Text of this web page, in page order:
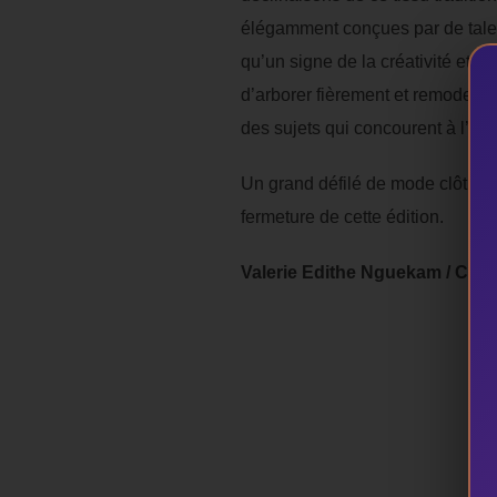
élégamment conçues par de
qu’un signe de la créativité et
d’arborer fièrement et
des sujets qui concourent à
Un grand défilé de mode
fermeture de cette édition.
Valerie Edithe Nguekam /